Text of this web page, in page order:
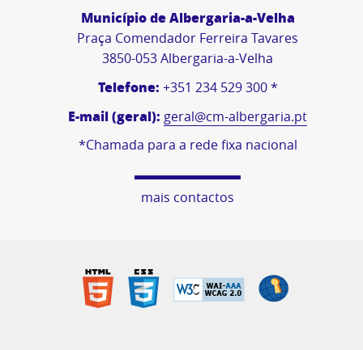
Município de Albergaria-a-Velha
Praça Comendador Ferreira Tavares
3850-053 Albergaria-a-Velha
Telefone: +351 234 529 300 *
E-mail (geral): geral@cm-albergaria.pt
*Chamada para a rede fixa nacional
mais contactos